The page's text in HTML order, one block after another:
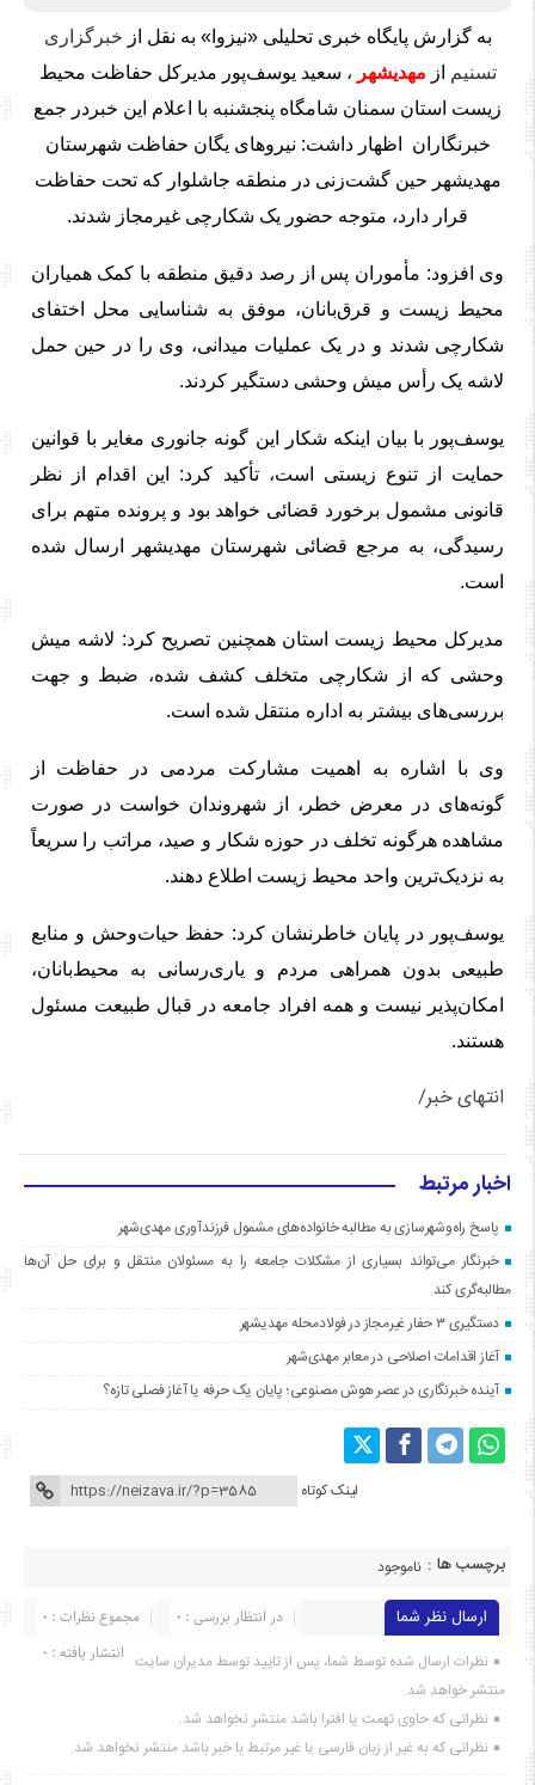
به گزارش پایگاه خبری تحلیلی «نیزوا» به نقل از خبرگزاری
تسنیم
از مهدیشهر ، سعید یوسف‌پور مدیرکل حفاظت محیط
زیست استان سمنان شامگاه پنجشنبه با اعلام این خبردر جمع
خبرنگاران اظهار داشت: نیروهای یگان حفاظت شهرستان
مهدیشهر حین گشت‌زنی در منطقه جاشلوار که تحت حفاظت
قرار دارد، متوجه حضور یک شکارچی غیرمجاز شدند.
وی افزود: مأموران پس از رصد دقیق منطقه با کمک همیاران
محیط زیست و قرق‌بانان، موفق به شناسایی محل اختفای
شکارچی شدند و در یک عملیات میدانی، وی را در حین حمل
لاشه یک رأس میش وحشی دستگیر کردند.
یوسف‌پور با بیان اینکه شکار این گونه جانوری مغایر با قوانین
حمایت از تنوع زیستی است، تأکید کرد: این اقدام از نظر
قانونی مشمول برخورد قضائی خواهد بود و پرونده متهم برای
رسیدگی، به مرجع قضائی شهرستان مهدیشهر ارسال شده
است.
مدیرکل محیط زیست استان همچنین تصریح کرد: لاشه میش
وحشی که از شکارچی متخلف کشف شده، ضبط و جهت
بررسی‌های بیشتر به اداره منتقل شده است.
وی با اشاره به اهمیت مشارکت مردمی در حفاظت از
گونه‌های در معرض خطر، از شهروندان خواست در صورت
مشاهده هرگونه تخلف در حوزه شکار و صید، مراتب را سریعاً
به نزدیک‌ترین واحد محیط زیست اطلاع دهند.
یوسف‌پور در پایان خاطرنشان کرد: حفظ حیات‌وحش و منابع
طبیعی بدون همراهی مردم و یاری‌رسانی به محیط‌بانان،
امکان‌پذیر نیست و همه افراد جامعه در قبال طبیعت مسئول
هستند.
انتهای خبر/
اخبار مرتبط
پاسخ راه‌وشهرسازی به مطالبه خانواده‌های مشمول فرزندآوری مهدی‌شهر
خبرنگار می‌تواند بسیاری از مشکلات جامعه را به مسئولان منتقل و برای حل آن‌ها
مطالبه‌گری کند
دستگیری ۳ حفار غیرمجاز در فولادمحله مهدیشهر
آغاز اقدامات اصلاحی در معابر مهدی‌شهر
آینده خبرنگاری در عصر هوش مصنوعی؛ پایان یک حرفه یا آغاز فصلی تازه؟
لینک کوتاه
برچسب ها : ناموجود
ارسال نظر شما مجموع نظرات : 0
در انتظار بررسی : 0
انتشار یافته : ۰ نظرات ارسال شده توسط شما، پس از تایید توسط مدیران سایت
منتشر خواهد شد.
نظراتی که حاوی تهمت یا افترا باشد منتشر نخواهد شد.
نظراتی که به غیر از زبان فارسی یا غیر مرتبط با خبر باشد منتشر نخواهد شد.